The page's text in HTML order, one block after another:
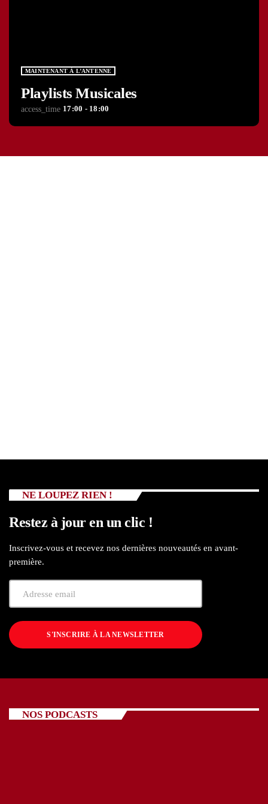
MAINTENANT À L’ANTENNE
Playlists Musicales
access_time 17:00 - 18:00
NE LOUPEZ RIEN !
Restez à jour en un clic !
Inscrivez-vous et recevez nos dernières nouveautés en avant-
première.
S'INSCRIRE À LA NEWSLETTER
NOS PODCASTS